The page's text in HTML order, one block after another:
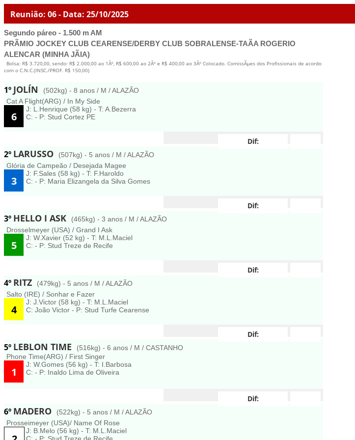
Reunião: 06 - Data: 25/10/2025
Segundo páreo - 1.500 m AM
PRÃMIO JOCKEY CLUB CEARENSE/DERBY CLUB SOBRALENSE-TAÃA ROGERIO
ALENCAR (MINHA JÃIA)
Bolsa: R$ 3.720,00, sendo: R$ 2.000,00 ao 1Âº, R$ 600,00 ao 2Âº e R$ 400,00 ao 3Âº Colocado. ComissÃµes dos Profissionais de acordo
com o C.N.C.(INSC./PROF. R$ 150,00)
1º JOLÍN
(502kg) - 8 anos / M / ALAZÃO
Cat A Flight(ARG) / In My Side
6
J: L.Henrique (58 kg) - T: A.Bezerra
C: - P: Stud Cortez PE
Dif:
2º LARUSSO
(507kg) - 5 anos / M / ALAZÃO
Glória de Campeão / Desejada Magee
3
J: F.Sales (58 kg) - T: F.Haroldo
C: - P: Maria Elizangela da Silva Gomes
Dif:
3º HELLO I ASK
(465kg) - 3 anos / M / ALAZÃO
Drosselmeyer (USA) / Grand I Ask
5
J: W.Xavier (52 kg) - T: M.L.Maciel
C: - P: Stud Treze de Recife
Dif:
4º RITZ
(479kg) - 5 anos / M / ALAZÃO
Salto (IRE) / Sonhar e Fazer
4
J: J.Victor (58 kg) - T: M.L.Maciel
C: João Victor - P: Stud Turfe Cearense
Dif:
5º LEBLON TIME
(516kg) - 6 anos / M / CASTANHO
Phone Time(ARG) / First Singer
1
J: W.Gomes (56 kg) - T: I.Barbosa
C: - P: Inaldo Lima de Oliveira
Dif:
6º MADERO
(522kg) - 5 anos / M / ALAZÃO
Prosseimeyer (USA)/ Name Of Rose
J: B.Melo (56 kg) - T: M.L.Maciel